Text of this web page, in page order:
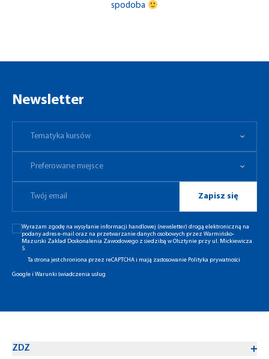
spodoba
Newsletter
Tematyka kursów
Preferowane miejsce
Zapisz się
Wyrażam zgodę na wysyłanie informacji handlowej (newsletter) drogą elektroniczną na
podany adres e-mail oraz na przetwarzanie danych osobowych przez Warmińsko-
Mazurski Zakład Doskonalenia Zawodowego z siedzibą w Olsztynie przy ul. Mickiewicza
5.
Ta strona jest chroniona przez reCAPTCHA i mają zastosowanie Polityka prywatności
Googlei Warunki świadczenia usług
ZDZ